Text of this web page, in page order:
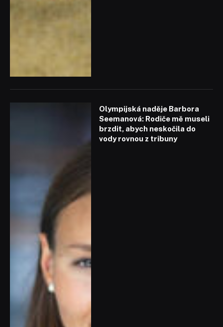
Olympijská naděje Barbora
Seemanová: Rodiče mě museli
brzdit, abych neskočila do
vody rovnou z tribuny